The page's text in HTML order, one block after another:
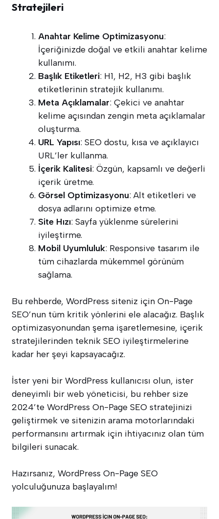
Stratejileri
Anahtar Kelime Optimizasyonu:
İçeriğinizde doğal ve etkili anahtar kelime
kullanımı.
Başlık Etiketleri: H1, H2, H3 gibi başlık
etiketlerinin stratejik kullanımı.
Meta Açıklamalar: Çekici ve anahtar
kelime açısından zengin meta açıklamalar
oluşturma.
URL Yapısı: SEO dostu, kısa ve açıklayıcı
URL’ler kullanma.
İçerik Kalitesi: Özgün, kapsamlı ve değerli
içerik üretme.
Görsel Optimizasyonu: Alt etiketleri ve
dosya adlarını optimize etme.
Site Hızı: Sayfa yüklenme sürelerini
iyileştirme.
Mobil Uyumluluk: Responsive tasarım ile
tüm cihazlarda mükemmel görünüm
sağlama.
Bu rehberde, WordPress siteniz için On-Page
SEO’nun tüm kritik yönlerini ele alacağız. Başlık
optimizasyonundan şema işaretlemesine, içerik
stratejilerinden teknik SEO iyileştirmelerine
kadar her şeyi kapsayacağız.
İster yeni bir WordPress kullanıcısı olun, ister
deneyimli bir web yöneticisi, bu rehber size
2024’te WordPress On-Page SEO stratejinizi
geliştirmek ve sitenizin arama motorlarındaki
performansını artırmak için ihtiyacınız olan tüm
bilgileri sunacak.
Hazırsanız, WordPress On-Page SEO
yolculuğunuza başlayalım!